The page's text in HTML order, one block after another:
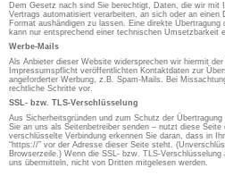
Dem Gesetz nach sind Sie berechtigt, Daten, die wir mit
Vertrags automatisiert verarbeiten, an sich oder an einen
Format aushändigen zu lassen. Eine direkte
kann nur entsprechend einer technischen Umsetzbarkeit
Werbe-Mails
Als Anbieter dieser Website widersprechen wir hiermit
Impressumspflicht veröffentlichten Kontaktdaten zur
angeforderter Werbung, z.B. Spam-Mails. Bei
rechtliche Schritte vor.
SSL- bzw. TLS-Verschlüsselung
Aus Sicherheitsgründen und zum Schutz der
Sie an uns als Seitenbetreiber senden – nutzt diese
verschlüsselte Verbindung erkennen Sie daran, dass in
“https://” vor der Adresse dieser Seite steht.
Browserzeile.) Wenn die SSL- bzw. TLS-
uns übermitteln, nicht von Dritten mitgelesen werden.